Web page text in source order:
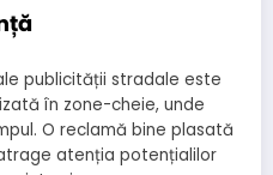
publicității stradale este
în zone-cheie, unde
O reclamă bine plasată
atenția potențialilor